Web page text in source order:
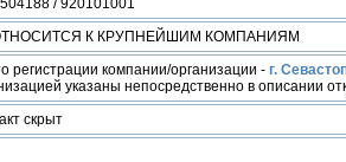
/ 920101001
К КРУПНЕЙШИМ КОМПАНИЯМ
регистрации компании/организации - г.
указаны непосредственно в описании
скрыт